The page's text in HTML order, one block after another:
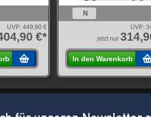
UVP: 449,90 €
€*
N
UVP:
jetzt nur
In den Warenkorb